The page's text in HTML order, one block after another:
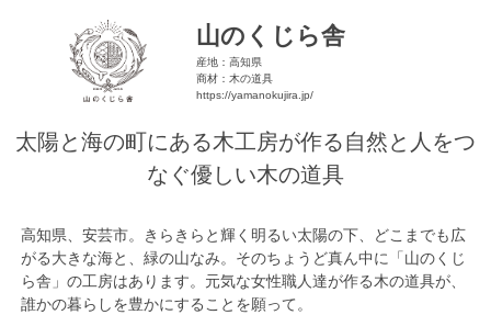
山のくじら舎
産地：高知県
商材：木の道具
https://yamanokujira.jp/
太陽と海の町にある木工房が作る自然と人をつ
なぐ優しい木の道具
高知県、安芸市。きらきらと輝く明るい太陽の下、どこまでも広
がる大きな海と、緑の山なみ。そのちょうど真ん中に「山のくじ
ら舎」の工房はあります。元気な女性職人達が作る木の道具が、
誰かの暮らしを豊かにすることを願って。